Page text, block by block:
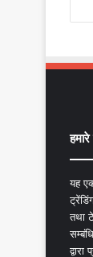
यह
तथा